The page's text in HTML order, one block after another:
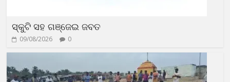
ସ୍କୁଟି ସହ ଗଞ୍ଜେଇ ଜବତ
09/08/2026 0